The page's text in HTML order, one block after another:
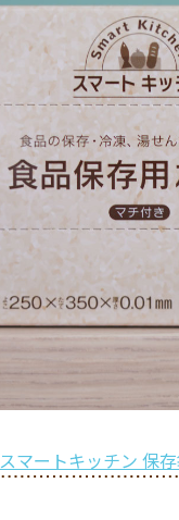
スマートキッチン 保